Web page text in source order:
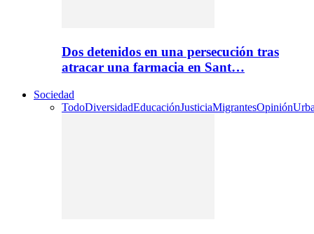
Dos detenidos en una persecución tras
atracar una farmacia en Sant…
Sociedad
TodoDiversidadEducaciónJusticiaMigrantesOpinión